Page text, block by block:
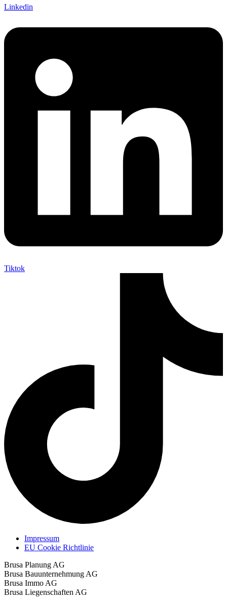
Linkedin
Tiktok
Impressum
EU Cookie Richtlinie
Brusa Planung AG
Brusa Bauunternehmung AG
Brusa Immo AG
Brusa Liegenschaften AG